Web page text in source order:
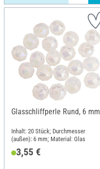
Glasschliffperle Rund, 6 mm
Inhalt: 20 Stück; Durchmesser
(außen): 6 mm; Material: Glas
3,55 €